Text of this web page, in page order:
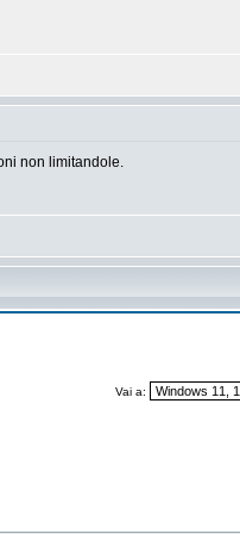
non limitandole.
Vai a: